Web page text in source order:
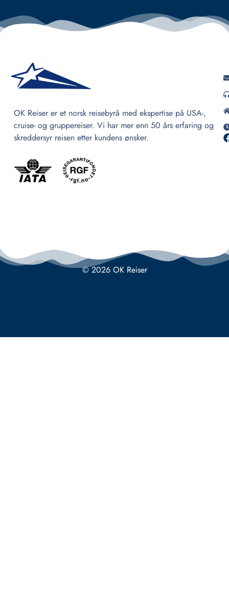
OK Reiser er et norsk reisebyrå med ekspertise på USA-,
cruise- og gruppereiser. Vi har mer enn 50 års erfaring og
skreddersyr reisen etter kundens ønsker.
© 2026 OK Reiser